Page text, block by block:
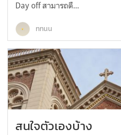
Day off สามารถตื...
nnuu
สนใจตัวเองบ้าง